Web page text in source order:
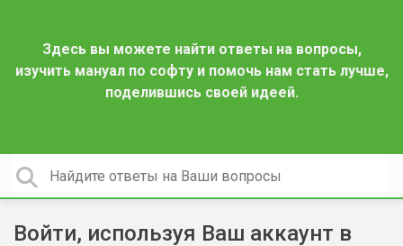
Здесь вы можете найти ответы на вопросы,
изучить мануал по софту и помочь нам стать лучше,
поделившись своей идеей.
Войти, используя Ваш аккаунт в